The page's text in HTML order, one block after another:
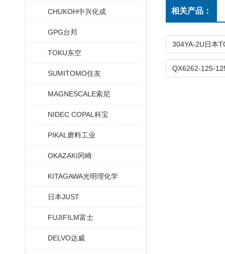
CHUKOH中兴化成
GPG台邦
TOKU东空
SUMITOMO住友
MAGNESCALE索尼
NIDEC COPAL科宝
PIKAL磨料工业
OKAZAKI冈崎
KITAGAWA光明理化学
日本JUST
FUJIFILM富士
DELVO达威
相关产品：